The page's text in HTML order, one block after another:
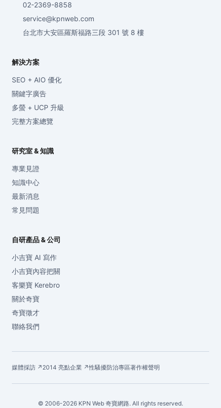
02-2369-8858
service@kpnweb.com
台北市大安區羅斯福路三段 301 號 8 樓
解決方案
SEO + AIO 優化
關鍵字廣告
多螢 + UCP 升級
完整方案總覽
研究室 & 知識
專業見證
知識中心
最新消息
常見問題
自研產品 & 公司
小吉寶 AI 寫作
小吉寶內容把關
客樂寶 Kerebro
關於奇寶
奇寶徵才
聯絡我們
媒體採訪 ↗ 2014 亮點企業 ↗性騷擾防治專區著作權聲明
© 2006-2026 KPN Web 奇寶網路. All rights reserved.